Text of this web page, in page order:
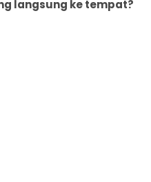
langsung ke tempat?